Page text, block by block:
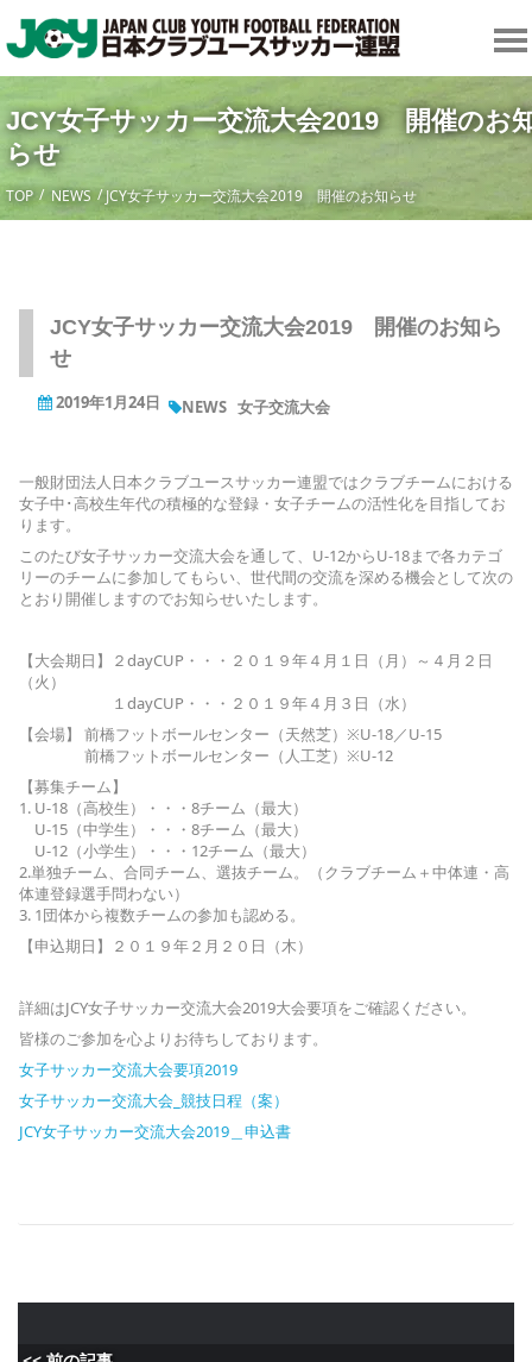
JCY女子サッカー交流大会2019 開催のお
らせ
TOP NEWS JCY女子サッカー交流大会2019 開催のお知らせ
JCY女子サッカー交流大会2019 開催のお知ら
せ
2019年1月24日 NEWS 女子交流大会
一般財団法人日本クラブユースサッカー連盟ではクラブチームにおける
女子中･高校生年代の積極的な登録・女子チームの活性化を目指してお
ります。
このたび女子サッカー交流大会を通して、U-12からU-18まで各カテゴ
リーのチームに参加してもらい、世代間の交流を深める機会として次の
とおり開催しますのでお知らせいたします。
【大会期日】２dayCUP・・・２０１９年４月１日（月）～４月２日
（火）
１dayCUP・・・２０１９年４月３日（水）
【会場】 前橋フットボールセンター（天然芝）※U-18／U-15
前橋フットボールセンター（人工芝）※U-12
【募集チーム】
1. U-18（高校生）・・・8チーム（最大）
U-15（中学生）・・・8チーム（最大）
U-12（小学生）・・・12チーム（最大）
2.単独チーム、合同チーム、選抜チーム。（クラブチーム＋中体連・高
体連登録選手問わない）
3. 1団体から複数チームの参加も認める。
【申込期日】２０１９年２月２０日（木）
詳細はJCY女子サッカー交流大会2019大会要項をご確認ください。
皆様のご参加を心よりお待ちしております。
女子サッカー交流大会要項2019
女子サッカー交流大会_競技日程（案）
JCY女子サッカー交流大会2019＿申込書